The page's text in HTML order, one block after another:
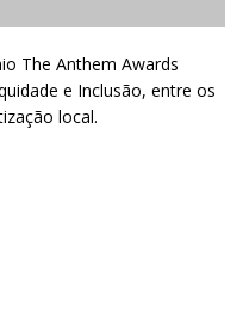
The Anthem Awards
e Inclusão, entre os
local.